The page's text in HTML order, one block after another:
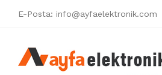
E-Posta: info@ayfaelektronik.com